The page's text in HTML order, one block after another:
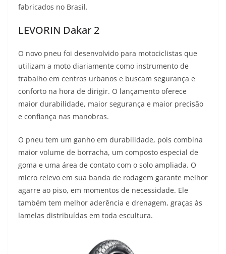
p
p
a
m
k
fabricados no Brasil.
LEVORIN Dakar 2
O novo pneu foi desenvolvido para motociclistas que
utilizam a moto diariamente como instrumento de
trabalho em centros urbanos e buscam segurança e
conforto na hora de dirigir. O lançamento oferece
maior durabilidade, maior segurança e maior precisão
e confiança nas manobras.
O pneu tem um ganho em durabilidade, pois combina
maior volume de borracha, um composto especial de
goma e uma área de contato com o solo ampliada. O
micro relevo em sua banda de rodagem garante melhor
agarre ao piso, em momentos de necessidade. Ele
também tem melhor aderência e drenagem, graças às
lamelas distribuídas em toda escultura.